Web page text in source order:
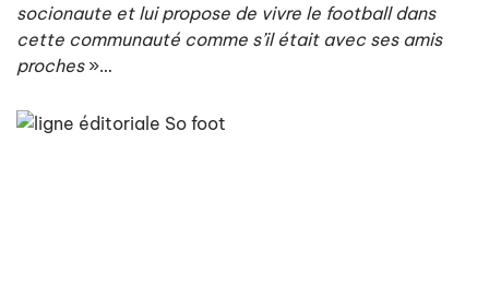
socionaute et lui propose de vivre le football dans
cette communauté comme s’il était avec ses amis
proches»…